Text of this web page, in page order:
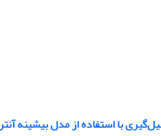
با استفاده از مدل بیشینه